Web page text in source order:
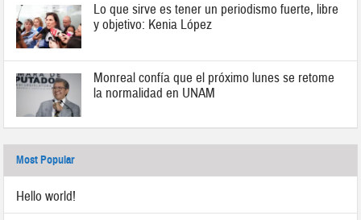
Lo que sirve es tener un periodismo fuerte, libre
y objetivo: Kenia López
Monreal confía que el próximo lunes se retome
la normalidad en UNAM
Most Popular
Hello world!